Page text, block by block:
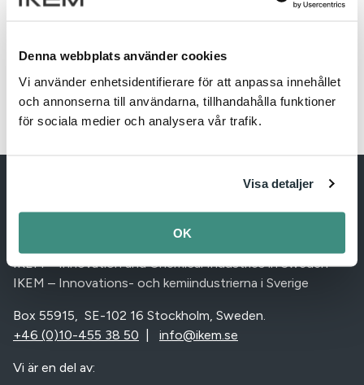
Denna webbplats använder cookies
Vi använder enhetsidentifierare för att anpassa innehållet
och annonserna till användarna, tillhandahålla funktioner
för sociala medier och analysera vår trafik.
Visa detaljer
OK
svårt. Det är annorlunda, för den branschen brukar ju tuffa
ett väsentligt tuffare läge.
Läs artikeln i Tidningen Näringslivet.
IKEM – Innovation and Chemical Industries in Sweden
IKEM – Innovations- och kemiindustrierna i Sverige
Box 55915, SE-102 16 Stockholm, Sweden.
+46 (0)10-455 38 50
info@ikem.se
Vi är en del av: